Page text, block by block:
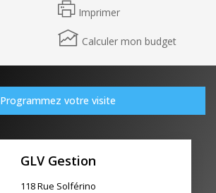
Imprimer
Calculer mon budget
Programmez votre visite
GLV Gestion
118 Rue Solférino